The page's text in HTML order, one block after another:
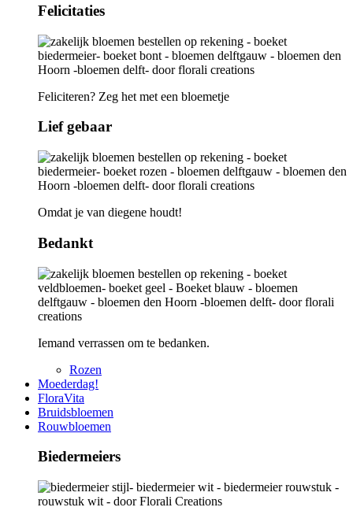
Felicitaties
Feliciteren? Zeg het met een bloemetje
Lief gebaar
Omdat je van diegene houdt!
Bedankt
Iemand verrassen om te bedanken.
Rozen
Moederdag!
FloraVita
Bruidsbloemen
Rouwbloemen
Biedermeiers